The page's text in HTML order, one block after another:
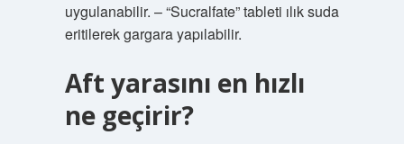
uygulanabilir. – “Sucralfate” tableti ılık suda
eritilerek gargara yapılabilir.
Aft yarasını en hızlı
ne geçirir?